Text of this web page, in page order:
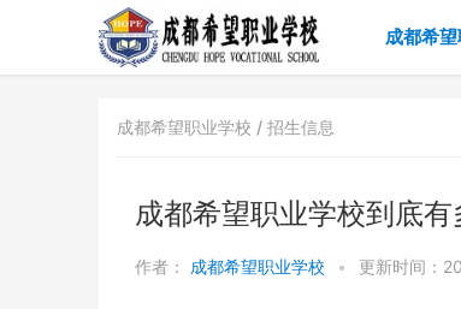
成都希
成都希望职业学校 / 招生信息
成都希望职业学校到底
作者： 成都希望职业学校 • 更新时间：